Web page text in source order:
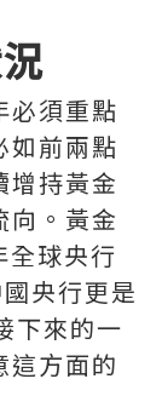
必須重點
如前兩點
增持黃金
向。黃金
球央行
央行更是
下來的一
這方面的